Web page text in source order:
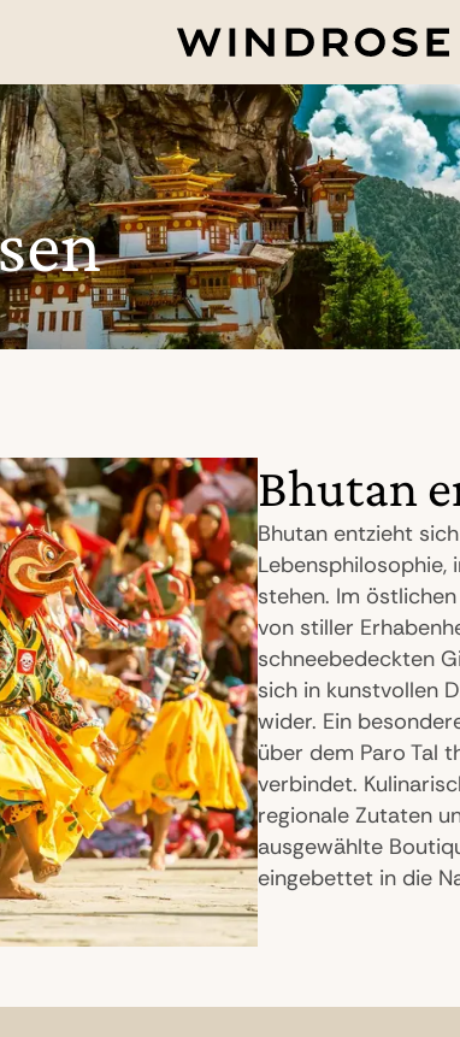
Bhutan
Bhutan entzieht
stehen. Im
von stiller
schneebedeckten
sich in kunstvollen
wider. Ein
über dem Paro Tal
verbindet.
regionale Zutaten
ausgewählte
eingebettet in die